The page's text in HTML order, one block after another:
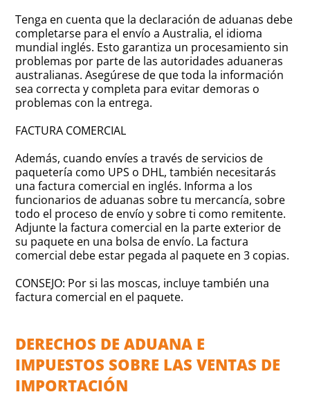
Tenga en cuenta que la declaración de aduanas debe
completarse para el envío a Australia, el idioma
mundial inglés. Esto garantiza un procesamiento sin
problemas por parte de las autoridades aduaneras
australianas. Asegúrese de que toda la información
sea correcta y completa para evitar demoras o
problemas con la entrega.
FACTURA COMERCIAL
Además, cuando envíes a través de servicios de
paquetería como UPS o DHL, también necesitarás
una factura comercial en inglés. Informa a los
funcionarios de aduanas sobre tu mercancía, sobre
todo el proceso de envío y sobre ti como remitente.
Adjunte la factura comercial en la parte exterior de
su paquete en una bolsa de envío. La factura
comercial debe estar pegada al paquete en 3 copias.
CONSEJO: Por si las moscas, incluye también una
factura comercial en el paquete.
DERECHOS DE ADUANA E
IMPUESTOS SOBRE LAS VENTAS DE
IMPORTACIÓN